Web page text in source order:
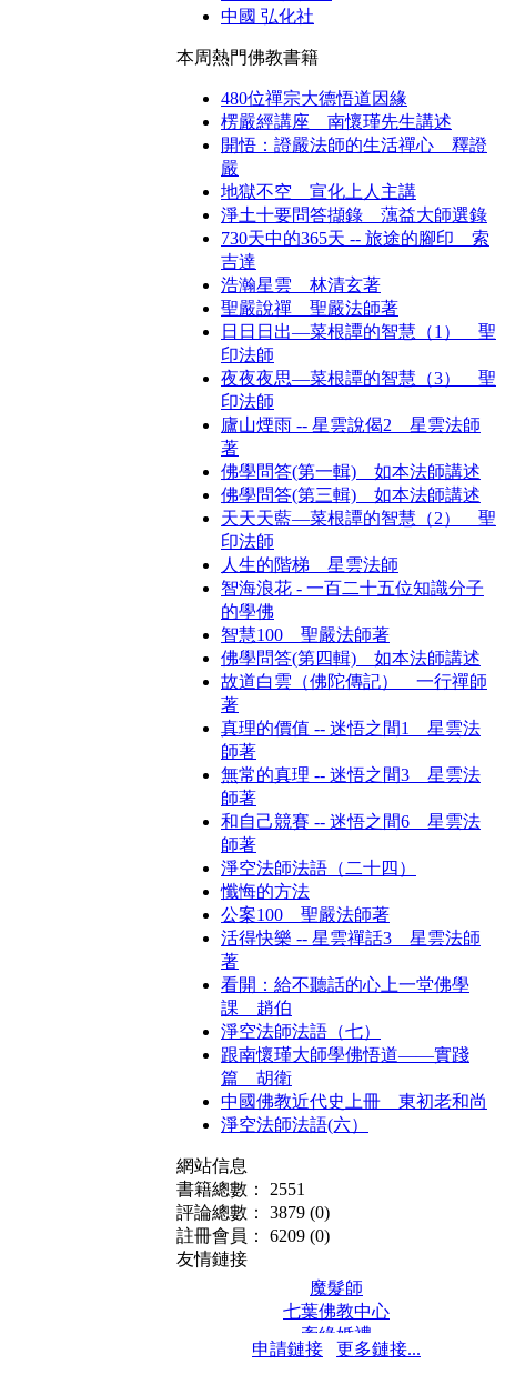
中國 弘化社
本周熱門佛教書籍
480位禪宗大德悟道因緣
楞嚴經講座 南懷瑾先生講述
開悟：證嚴法師的生活禪心 釋證
嚴
地獄不空 宣化上人主講
淨土十要問答擷錄 蕅益大師選錄
730天中的365天 -- 旅途的腳印 索
吉達
浩瀚星雲 林清玄著
聖嚴說禪 聖嚴法師著
日日日出—菜根譚的智慧（1） 聖
印法師
夜夜夜思—菜根譚的智慧（3） 聖
印法師
廬山煙雨 -- 星雲說偈2 星雲法師
著
佛學問答(第一輯) 如本法師講述
佛學問答(第三輯) 如本法師講述
天天天藍—菜根譚的智慧（2） 聖
印法師
人生的階梯 星雲法師
智海浪花 - 一百二十五位知識分子
的學佛
智慧100 聖嚴法師著
佛學問答(第四輯) 如本法師講述
故道白雲（佛陀傳記） 一行禪師
著
真理的價值 -- 迷悟之間1 星雲法
師著
無常的真理 -- 迷悟之間3 星雲法
師著
和自己競賽 -- 迷悟之間6 星雲法
師著
淨空法師法語（二十四）
懺悔的方法
公案100 聖嚴法師著
活得快樂 -- 星雲禪話3 星雲法師
著
看開：給不聽話的心上一堂佛學
課 趙伯
淨空法師法語（七）
跟南懷瑾大師學佛悟道——實踐
篇 胡衛
中國佛教近代史上冊 東初老和尚
淨空法師法語(六）
網站信息
書籍總數： 2551
評論總數： 3879 (0)
註冊會員： 6209 (0)
友情鏈接
魔髮師
七葉佛教中心
牽緣婚禮
保髮堂
申請鏈接 更多鏈接...